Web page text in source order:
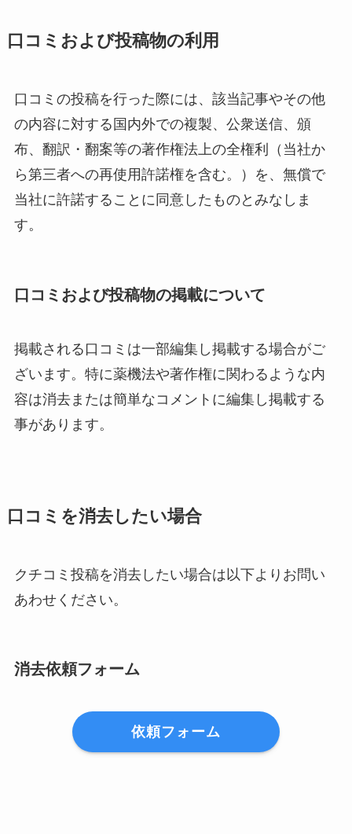
口コミおよび投稿物の利用
口コミの投稿を行った際には、該当記事やその他
の内容に対する国内外での複製、公衆送信、頒
布、翻訳・翻案等の著作権法上の全権利（当社か
ら第三者への再使用許諾権を含む。）を、無償で
当社に許諾することに同意したものとみなしま
す。
口コミおよび投稿物の掲載について
掲載される口コミは一部編集し掲載する場合がご
ざいます。特に薬機法や著作権に関わるような内
容は消去または簡単なコメントに編集し掲載する
事があります。
口コミを消去したい場合
クチコミ投稿を消去したい場合は以下よりお問い
あわせください。
消去依頼フォーム
依頼フォーム